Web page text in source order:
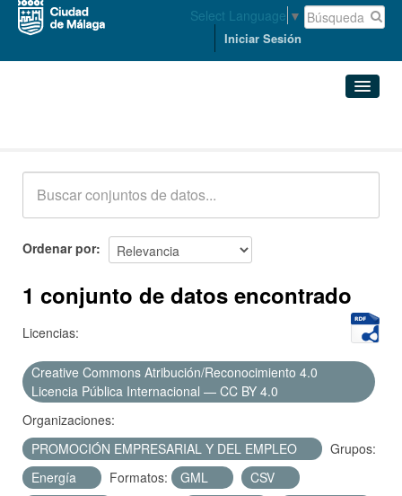
Select Language ▼
Iniciar Sesión
Acerca de
Ordenar por
1 conjunto de datos encontrado
Licencias:
Creative Commons Atribución/Reconocimiento 4.0
Licencia Pública Internacional — CC BY 4.0
Organizaciones:
PROMOCIÓN EMPRESARIAL Y DEL EMPLEO
Grupos:
Energía
Formatos: GML
CSV